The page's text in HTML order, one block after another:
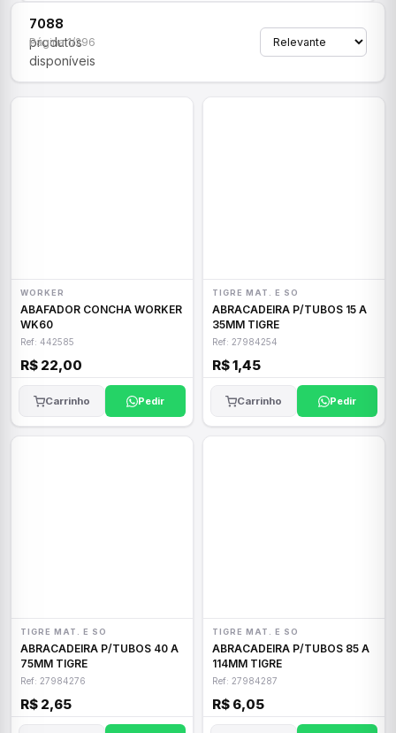
7088
produtos
disponíveis
Página 1/296
WORKER
ABAFADOR CONCHA WORKER
WK60
Ref: 442585
R$ 22,00
Carrinho Pedir
TIGRE MAT. E SO
ABRACADEIRA P/TUBOS 15 A
35MM TIGRE
Ref: 27984254
R$ 1,45
Carrinho Pedir
TIGRE MAT. E SO
ABRACADEIRA P/TUBOS 40 A
75MM TIGRE
Ref: 27984276
R$ 2,65
TIGRE MAT. E SO
ABRACADEIRA P/TUBOS 85 A
114MM TIGRE
Ref: 27984287
R$ 6,05